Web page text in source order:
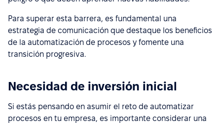
Para superar esta barrera, es fundamental una
estrategia de comunicación que destaque los beneficios
de la automatización de procesos y fomente una
transición progresiva.
Necesidad de inversión inicial
Si estás pensando en asumir el reto de automatizar
procesos en tu empresa, es importante considerar una